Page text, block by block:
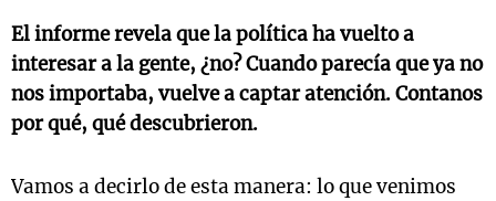
El informe revela que la política ha vuelto a
interesar a la gente, ¿no? Cuando parecía que ya no
nos importaba, vuelve a captar atención. Contanos
por qué, qué descubrieron.
Vamos a decirlo de esta manera: lo que venimos